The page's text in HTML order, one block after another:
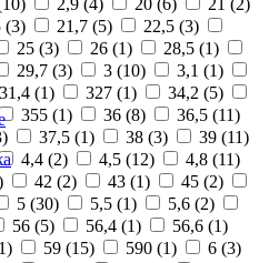
(3) 21,7 (5) 22,5 (3)
25 (3) 26 (1) 28,5 (1)
29,7 (3) 3 (10) 3,1 (1)
31,4 (1) 327 (1) 34,2 (5)
355 (1) 36 (8) 36,5 (11)
) 37,5 (1) 38 (3) 39 (11)
4,4 (2) 4,5 (12) 4,8 (11)
42 (2) 43 (1) 45 (2)
5 (30) 5,5 (1) 5,6 (2)
56 (5) 56,4 (1) 56,6 (1)
1) 59 (15) 590 (1) 6 (3)